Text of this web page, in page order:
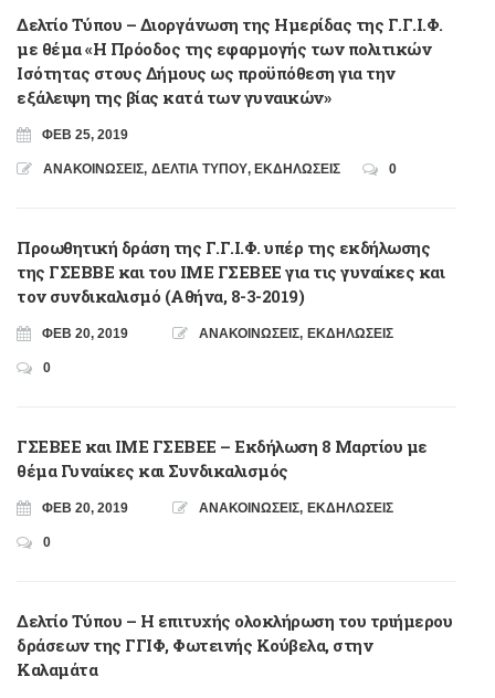
Δελτίο Τύπου – Διοργάνωση της Ημερίδας της Γ.Γ.Ι.Φ.
με θέμα «Η Πρόοδος της εφαρμογής των πολιτικών
Ισότητας στους Δήμους ως προϋπόθεση για την
εξάλειψη της βίας κατά των γυναικών»
ΦΕΒ 25, 2019
ΑΝΑΚΟΙΝΩΣΕΙΣ, ΔΕΛΤΙΑ ΤΥΠΟΥ, ΕΚΔΗΛΩΣΕΙΣ 0
Προωθητική δράση της Γ.Γ.Ι.Φ. υπέρ της εκδήλωσης
της ΓΣΕΒΒΕ και του ΙΜΕ ΓΣΕΒΕΕ για τις γυναίκες και
τον συνδικαλισμό (Αθήνα, 8-3-2019)
ΦΕΒ 20, 2019 ΑΝΑΚΟΙΝΩΣΕΙΣ, ΕΚΔΗΛΩΣΕΙΣ
0
ΓΣΕΒΕΕ και ΙΜΕ ΓΣΕΒΕΕ – Εκδήλωση 8 Μαρτίου με
θέμα Γυναίκες και Συνδικαλισμός
ΦΕΒ 20, 2019 ΑΝΑΚΟΙΝΩΣΕΙΣ, ΕΚΔΗΛΩΣΕΙΣ
0
Δελτίο Τύπου – Η επιτυχής ολοκλήρωση του τριήμερου
δράσεων της ΓΓΙΦ, Φωτεινής Κούβελα, στην
Καλαμάτα